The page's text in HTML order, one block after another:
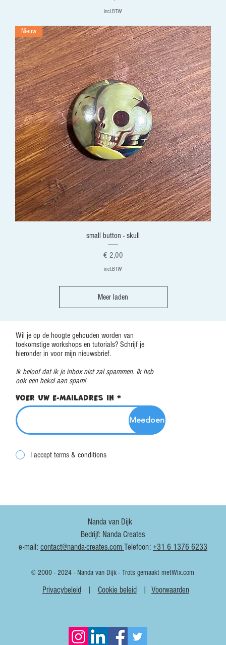
Wil je op de hoogte gehouden worden van
toekomstige workshops en tutorials? Schrijf je
hieronder in voor mijn nieuwsbrief.
Ik beloof dat ik je inbox niet zal spammen. Ik heb
ook een hekel aan spam!
Voer uw e-mailadres in
Meedoen
I accept terms & conditions
incl.BTW
Nieuw
small button - skull
Prijs
€ 2,00
incl.BTW
Meer laden
Nanda van Dijk
Bedrijf: Nanda Creates
e-mail: contact@nanda-creates.com Telefoon: +31 6 1376 6233
© 2000 - 2024 - Nanda van Dijk - Trots gemaakt metWix.com
Privacybeleid| Cookie beleid| Voorwaarden